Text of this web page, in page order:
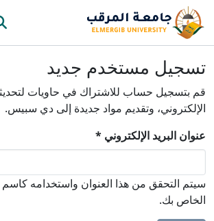
المجتمعات والحاويات
كل دي سبيس
الإحصائيات
تسجيل مستخدم جديد
قم بتسجيل حساب للاشتراك في حاويات
الإلكتروني، وتقديم مواد جديدة إلى دي سبيس.
عنوان البريد الإلكتروني *
سيتم التحقق من هذا العنوان واستخدامه
الخاص بك.